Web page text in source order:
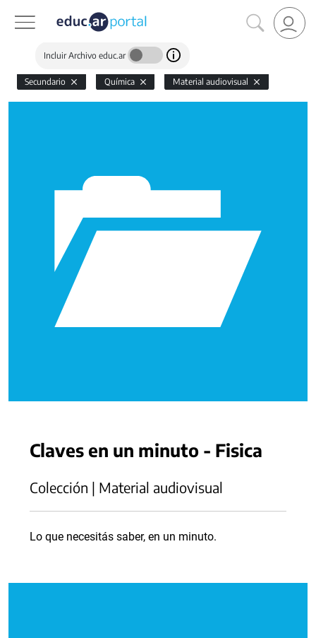
Incluir Archivo educ.ar
Secundario Química Material audiovisual
Claves en un minuto - Fisica
Colección | Material audiovisual
Lo que necesitás saber, en un minuto.